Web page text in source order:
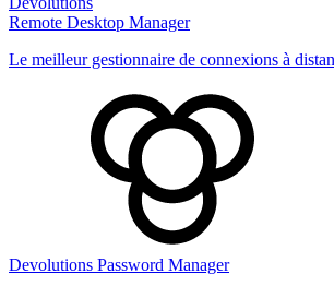
Remote Desktop Manager
Le meilleur gestionnaire de connexions à
Devolutions Password Manager